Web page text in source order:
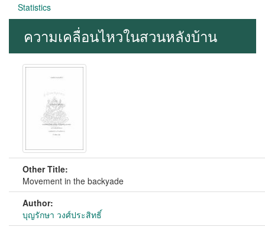
Statistics
ความเคลื่อนไหวในสวนหลังบ้าน
Other Title:
Movement in the backyade
Author:
บุญรักษา วงศ์ประสิทธิ์